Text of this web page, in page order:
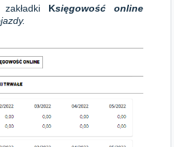
Księgowość online